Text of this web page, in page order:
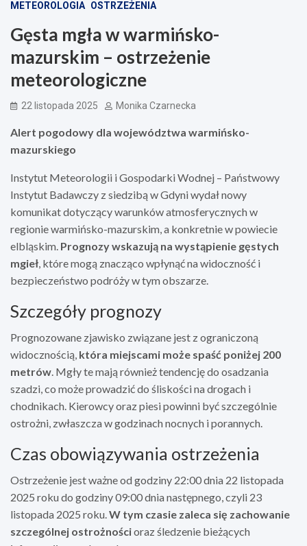
METEOROLOGIA OSTRZEŻENIA
Gęsta mgła w warmińsko-
mazurskim – ostrzeżenie
meteorologiczne
22 listopada 2025 Monika Czarnecka
Alert pogodowy dla województwa warmińsko-
mazurskiego
Instytut Meteorologii i Gospodarki Wodnej – Państwowy
Instytut Badawczy z siedzibą w Gdyni wydał nowy
komunikat dotyczący warunków atmosferycznych w
regionie warmińsko-mazurskim, a konkretnie w powiecie
elbląskim. Prognozy wskazują na wystąpienie gęstych
mgieł, które mogą znacząco wpłynąć na widoczność i
bezpieczeństwo podróży w tym obszarze.
Szczegóły prognozy
Prognozowane zjawisko związane jest z ograniczoną
widocznością, która miejscami może spaść poniżej 200
metrów. Mgły te mają również tendencję do osadzania
szadzi, co może prowadzić do śliskości na drogach i
chodnikach. Kierowcy oraz piesi powinni być szczególnie
ostrożni, zwłaszcza w godzinach nocnych i porannych.
Czas obowiązywania ostrzeżenia
Ostrzeżenie jest ważne od godziny 22:00 dnia 22 listopada
2025 roku do godziny 09:00 dnia następnego, czyli 23
listopada 2025 roku.W tym czasie zaleca się zachowanie
szczególnej ostrożnościoraz śledzenie bieżących